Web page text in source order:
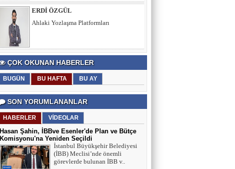
ERDİ ÖZGÜL
Ahlaki Yozlaşma Platformları
Kalbin Güzelse Kaybetsen Bile
Kazanıyorsun
MEHMET USDA
Sporun Dikkat Eksikliği ve Hipertivite
Bozukluğu Üzerinde Etkisi
BEYTULLAH YILDIRIM
Esenler Tarihi Su Yapıları Litros Su Terazisi
ÇOK OKUNAN HABERLER
BUGÜN BU HAFTA BU AY
SON YORUMLANANLAR
HABERLER VİDEOLAR
Hasan Şahin, İBBve Esenler'de Plan ve Bütçe
Komisyonu'na Yeniden Seçildi
İstanbul Büyükşehir Belediyesi
(İBB) Meclisi’nde önemli
görevlerde bulunan İBB v..